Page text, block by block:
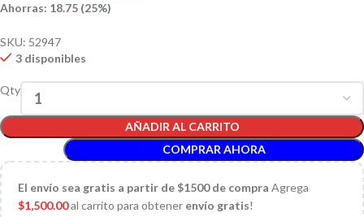
Ahorras: 18.75 (25%)
SKU: 52947
3 disponibles
Qty
AÑADIR AL CARRITO
COMPRAR AHORA
El envío sea gratis a partir de $1500 de compra Agrega
$1,500.00al carrito para obtener envío gratis!